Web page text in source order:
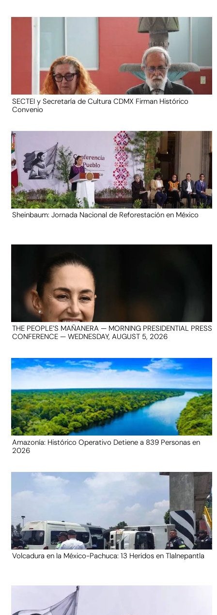
SECTEI y Secretaría de Cultura CDMX Firman Histórico
Convenio
Sheinbaum: Jornada Nacional de Reforestación en México
THE PEOPLE’S MAÑANERA — MORNING PRESIDENTIAL PRESS
CONFERENCE — WEDNESDAY, AUGUST 5, 2026
Amazonía: Histórico Operativo Detiene a 839 Personas en
2026
Volcadura en la México-Pachuca: 13 Heridos en Tlalnepantla